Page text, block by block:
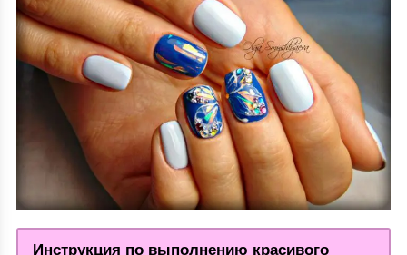
Инструкция по выполнению красивого